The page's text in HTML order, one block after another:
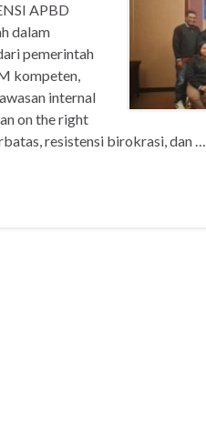
APBD
dalam
pemerintah
kompeten,
internal
on the right
resistensi birokrasi, dan …